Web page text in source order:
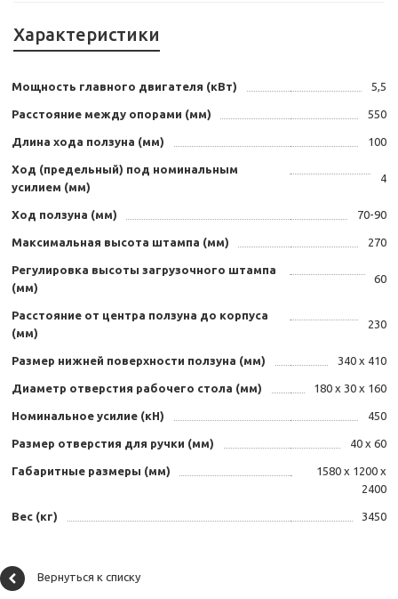
Характеристики
Мощность главного двигателя (кВт) 5,5
Расстояние между опорами (мм) 550
Длина хода ползуна (мм) 100
Ход (предельный) под номинальным
усилием (мм)
4
Ход ползуна (мм) 70-90
Максимальная высота штампа (мм) 270
Регулировка высоты загрузочного штампа
(мм)
60
Расстояние от центра ползуна до корпуса
(мм)
230
Размер нижней поверхности ползуна (мм) 340 х 410
Диаметр отверстия рабочего стола (мм) 180 х 30 х 160
Номинальное усилие (кН) 450
Размер отверстия для ручки (мм) 40 х 60
Габаритные размеры (мм)
1580 х 1200 х
2400
Вес (кг) 3450
Вернуться к списку